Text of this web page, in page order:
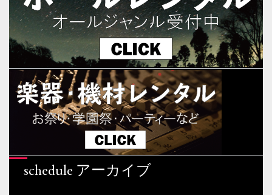
schedule アーカイブ